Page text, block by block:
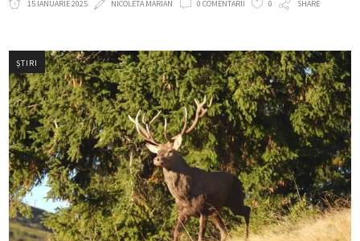
15 IANUARIE 2025 NICOLETA MARIAN 0 COMENTARII 0 SHARE
ȘTIRI